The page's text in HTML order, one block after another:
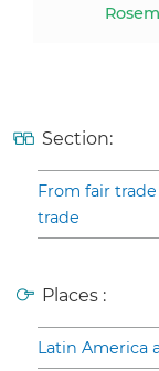
Section:
From fair
trade
Places :
Latin America